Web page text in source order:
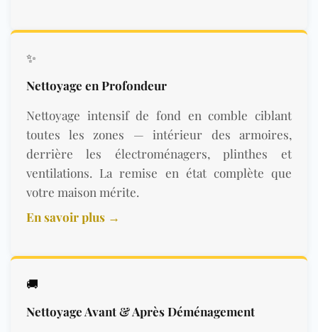
✨
Nettoyage en Profondeur
Nettoyage intensif de fond en comble ciblant
toutes les zones — intérieur des armoires,
derrière les électroménagers, plinthes et
ventilations. La remise en état complète que
votre maison mérite.
En savoir plus →
🚚
Nettoyage Avant & Après Déménagement